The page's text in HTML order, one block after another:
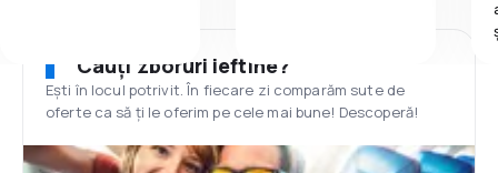
Cauți zboruri ieftine?
Ești în locul potrivit. În fiecare zi comparăm sute de
oferte ca să ți le oferim pe cele mai bune! Descoperă!